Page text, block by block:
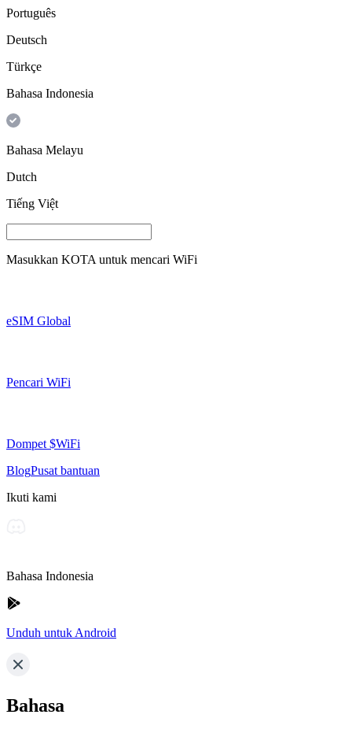
Português
Deutsch
Türkçe
Bahasa Indonesia
Bahasa Melayu
Dutch
Tiếng Việt
Masukkan KOTA untuk mencari WiFi
eSIM Global
Pencari WiFi
Dompet $WiFi
BlogPusat bantuan
Ikuti kami
Bahasa Indonesia
Unduh untuk Android
Bahasa